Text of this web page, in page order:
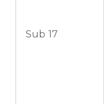
Sub 17